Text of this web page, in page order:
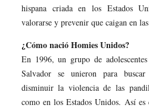
hispana criada en los Estados
valorarse y prevenir que caigan en
¿Cómo nació Homies Unidos?
En 1996, un grupo de
Salvador se unieron para
disminuir la violencia de las
como en los Estados Unidos. Así